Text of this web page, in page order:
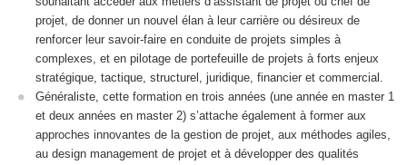
projet, de donner un nouvel élan à leur carrière ou désireux de
renforcer leur savoir-faire en conduite de projets simples à
complexes, et en pilotage de portefeuille de projets à forts enjeux
stratégique, tactique, structurel, juridique, financier et commercial.
Généraliste, cette formation en trois années (une année en master 1
et deux années en master 2) s’attache également à former aux
approches innovantes de la gestion de projet, aux méthodes agiles,
au design management de projet et à développer des qualités